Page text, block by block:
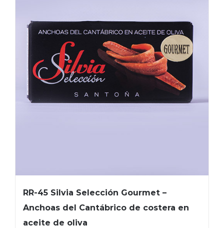
RR-45 Silvia Selección Gourmet –
Anchoas del Cantábrico de costera en
aceite de oliva